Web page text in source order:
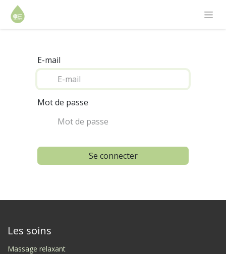
E-mail
Mot de passe
Se connecter
Les soins
Massage relaxant